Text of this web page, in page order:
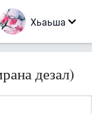
Хьаьша
дезал)